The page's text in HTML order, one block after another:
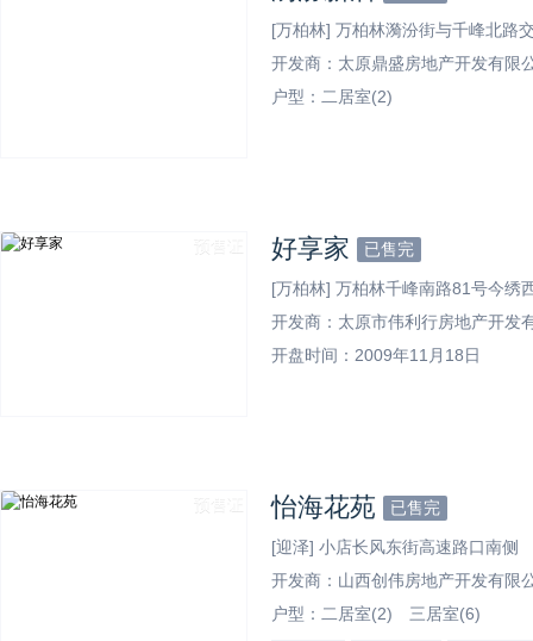
[万柏林] 万柏林漪汾街与千峰北路
开发商：太原鼎盛房地产开发有限
户型： 二居室(2)
好享家 已售完
[万柏林] 万柏林千峰南路81号今绣
开发商：太原市伟利行房地产开发
开盘时间：2009年11月18日
怡海花苑 已售完
[迎泽] 小店长风东街高速路口南侧
开发商：山西创伟房地产开发有限
户型： 二居室(2)
三居室(6)